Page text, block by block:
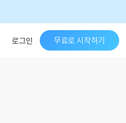
로그인 무료로 시작하기